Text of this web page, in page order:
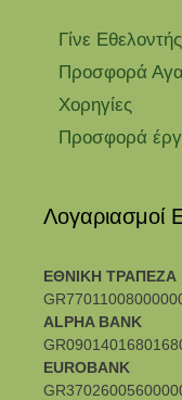
Γίνε
Προσφορά
Χορηγίες
Προσφορά
Λογαριασμοί
ΕΘΝΙΚΗ ΤΡΑΠΕΖΑ
ALPHA BANK
EUROBANK